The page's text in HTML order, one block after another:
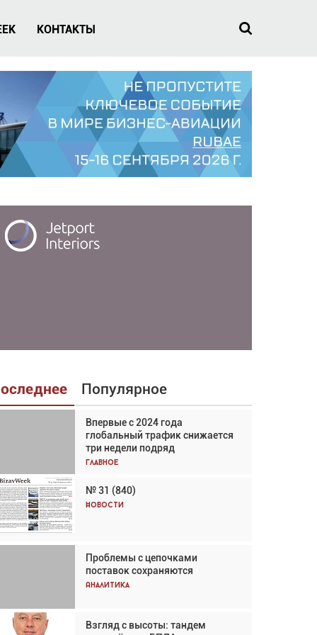
КОНТАКТЫ
Популярное
Впервые с 2024 года
глобальный трафик снижается
три недели подряд
Главное
№ 31 (840)
Новости
Проблемы с цепочками
поставок сохраняются
Аналитика
Взгляд с высоты: тандем
Взгляд с высоты: тандем
вертолётов и БПЛА в
спасательных операциях
Главное
Авиационный фотограф Дэйв
Кох: «Фотография говорит сама
Впервые с 2024 года
глобальный трафик снижается
три недели подряд
Частный самолёт – это актив.